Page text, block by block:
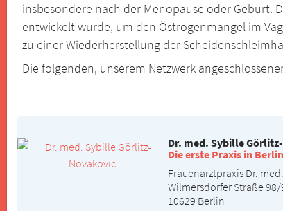
insbesondere nach der Menopause oder Geburt.
entwickelt wurde, um den Östrogenmangel im
zu einer Wiederherstellung der
Die folgenden, unserem Netzwerk
Dr. med. Sybille
Die erste Praxis in
Frauenarztpraxis Dr.
Wilmersdorfer Straße 98/
10629 Berlin